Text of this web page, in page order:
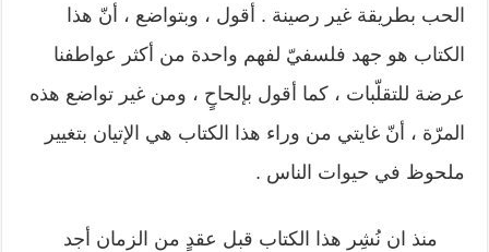
الحب بطريقة غير رصينة . أقول ، وبتواضع ، أنّ هذا
الكتاب هو جهد فلسفيّ لفهم واحدة من أكثر عواطفنا
عرضة للتقلّبات ، كما أقول بإلحاحٍ ، ومن غير تواضع هذه
المرّة ، أنّ غايتي من وراء هذا الكتاب هي الإتيان بتغيير
ملحوظ في حيوات الناس .
منذ ان نُشِر هذا الكتاب قبل عقدٍ من الزمان أجد